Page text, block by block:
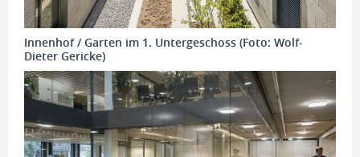
Innenhof / Garten im 1. Untergeschoss (Foto: Wolf-
Dieter Gericke)